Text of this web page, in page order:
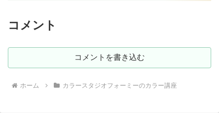
コメント
コメントを書き込む
ホーム カラースタジオフォーミーのカラー講座